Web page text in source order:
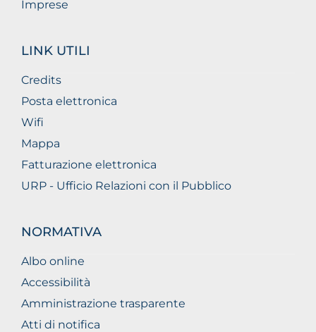
Imprese
LINK UTILI
Credits
Posta elettronica
Wifi
Mappa
Fatturazione elettronica
URP - Ufficio Relazioni con il Pubblico
NORMATIVA
Albo online
Accessibilità
Amministrazione trasparente
Atti di notifica